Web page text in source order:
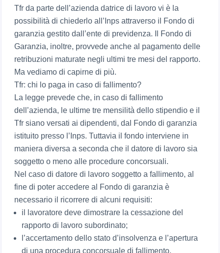
Tfr da parte dell’azienda datrice di lavoro vi è la
possibilità di chiederlo all’Inps attraverso il Fondo di
garanzia gestito dall’ente di previdenza. Il Fondo di
Garanzia, inoltre, provvede anche al pagamento delle
retribuzioni maturate negli ultimi tre mesi del rapporto.
Ma vediamo di capirne di più.
Tfr: chi lo paga in caso di fallimento?
La legge prevede che, in caso di fallimento
dell’azienda, le ultime tre mensilità dello stipendio e il
Tfr siano versati ai dipendenti, dal Fondo di garanzia
istituito presso l’Inps. Tuttavia il fondo interviene in
maniera diversa a seconda che il datore di lavoro sia
soggetto o meno alle procedure concorsuali.
Nel caso di datore di lavoro soggetto a fallimento, al
fine di poter accedere al Fondo di garanzia è
necessario il ricorrere di alcuni requisiti:
il lavoratore deve dimostrare la cessazione del
rapporto di lavoro subordinato;
l’accertamento dello stato d’insolvenza e l’apertura
di una procedura concorsuale di fallimento,